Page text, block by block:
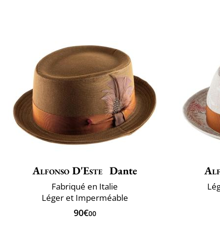
Alfonso D'Este Dante
Fabriqué en Italie
Léger et Imperméable
90€00